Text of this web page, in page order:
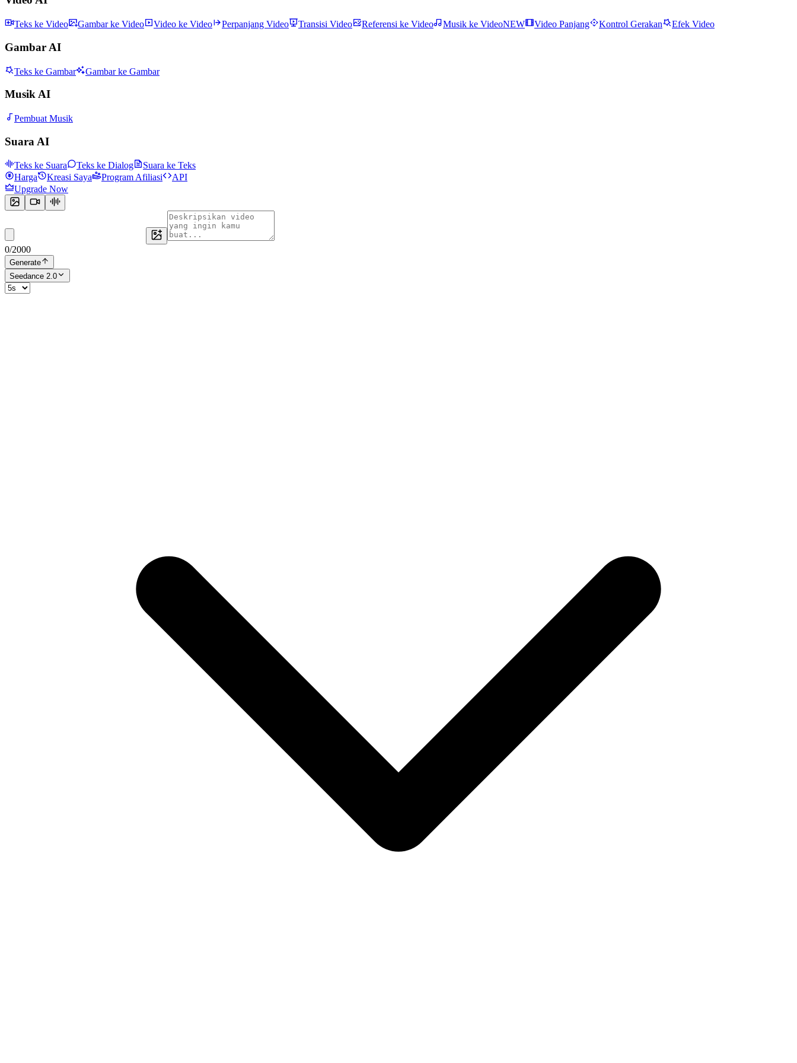
Teks ke Video Gambar ke Video Video ke Video Perpanjang Video Transisi Video Referensi ke Video Musik ke VideoNEW Video Panjang Kontrol Gerakan Efek Video
Gambar AI
Teks ke Gambar Gambar ke Gambar
Musik AI
Pembuat Musik
Suara AI
Teks ke Suara Teks ke Dialog
Suara ke Teks
Harga
Kreasi Saya Program Afiliasi
API
Upgrade Now
0/2000
Generate
Seedance 2.0